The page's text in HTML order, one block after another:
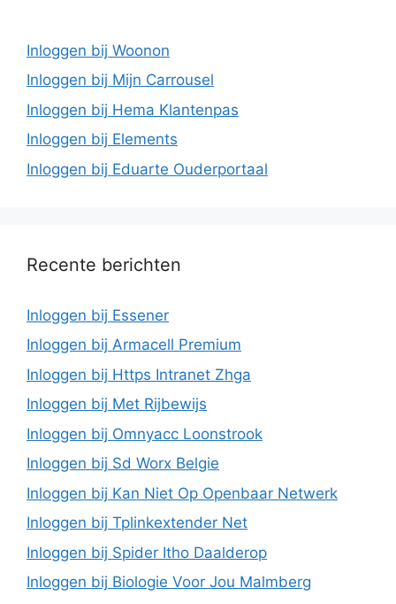
Inloggen bij Woonon
Inloggen bij Mijn Carrousel
Inloggen bij Hema Klantenpas
Inloggen bij Elements
Inloggen bij Eduarte Ouderportaal
Recente berichten
Inloggen bij Essener
Inloggen bij Armacell Premium
Inloggen bij Https Intranet Zhga
Inloggen bij Met Rijbewijs
Inloggen bij Omnyacc Loonstrook
Inloggen bij Sd Worx Belgie
Inloggen bij Kan Niet Op Openbaar Netwerk
Inloggen bij Tplinkextender Net
Inloggen bij Spider Itho Daalderop
Inloggen bij Biologie Voor Jou Malmberg